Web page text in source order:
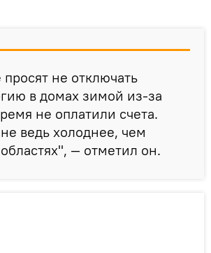
не отключать
в домах зимой из-за
не оплатили счета.
ведь холоднее, чем
— отметил он.